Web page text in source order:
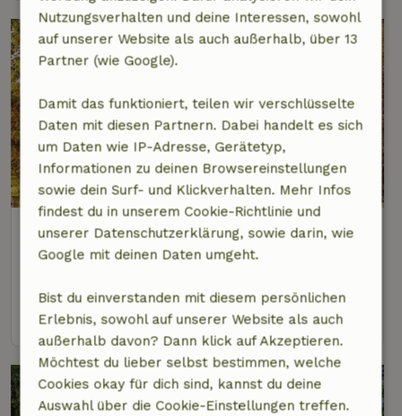
Naturhäuschen in Milsbeek
2 km Abstand vom Zentrum von Oeffelt
9,4/10
Ansehen
Nutzungsverhalten und deine Interessen, sowohl
auf unserer Website als auch außerhalb, über 13
Partner (wie Google).
Damit das funktioniert, teilen wir verschlüsselte
Daten mit diesen Partnern. Dabei handelt es sich
um Daten wie IP-Adresse, Gerätetyp,
Informationen zu deinen Browsereinstellungen
sowie dein Surf- und Klickverhalten. Mehr Infos
findest du in unserem Cookie-Richtlinie und
unserer Datenschutzerklärung, sowie darin, wie
Google mit deinen Daten umgeht.
Bist du einverstanden mit diesem persönlichen
Erlebnis, sowohl auf unserer Website als auch
außerhalb davon? Dann klick auf Akzeptieren.
Möchtest du lieber selbst bestimmen, welche
Cookies okay für dich sind, kannst du deine
Auswahl über die Cookie-Einstellungen treffen.